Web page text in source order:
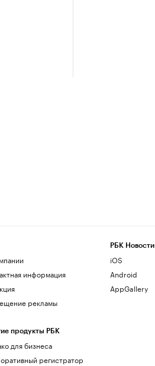
информация
рекламы
продукты РБК
для бизнеса
регистратор
РБК Новости
iOS
Android
AppGallery